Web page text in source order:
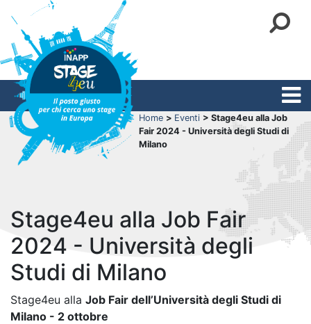
Home > Eventi > Stage4eu alla Job
Fair 2024 - Università degli Studi di
Milano
Stage4eu alla Job Fair
2024 - Università degli
Studi di Milano
Stage4eu alla Job Fair dell’Università degli Studi di
Milano - 2 ottobre